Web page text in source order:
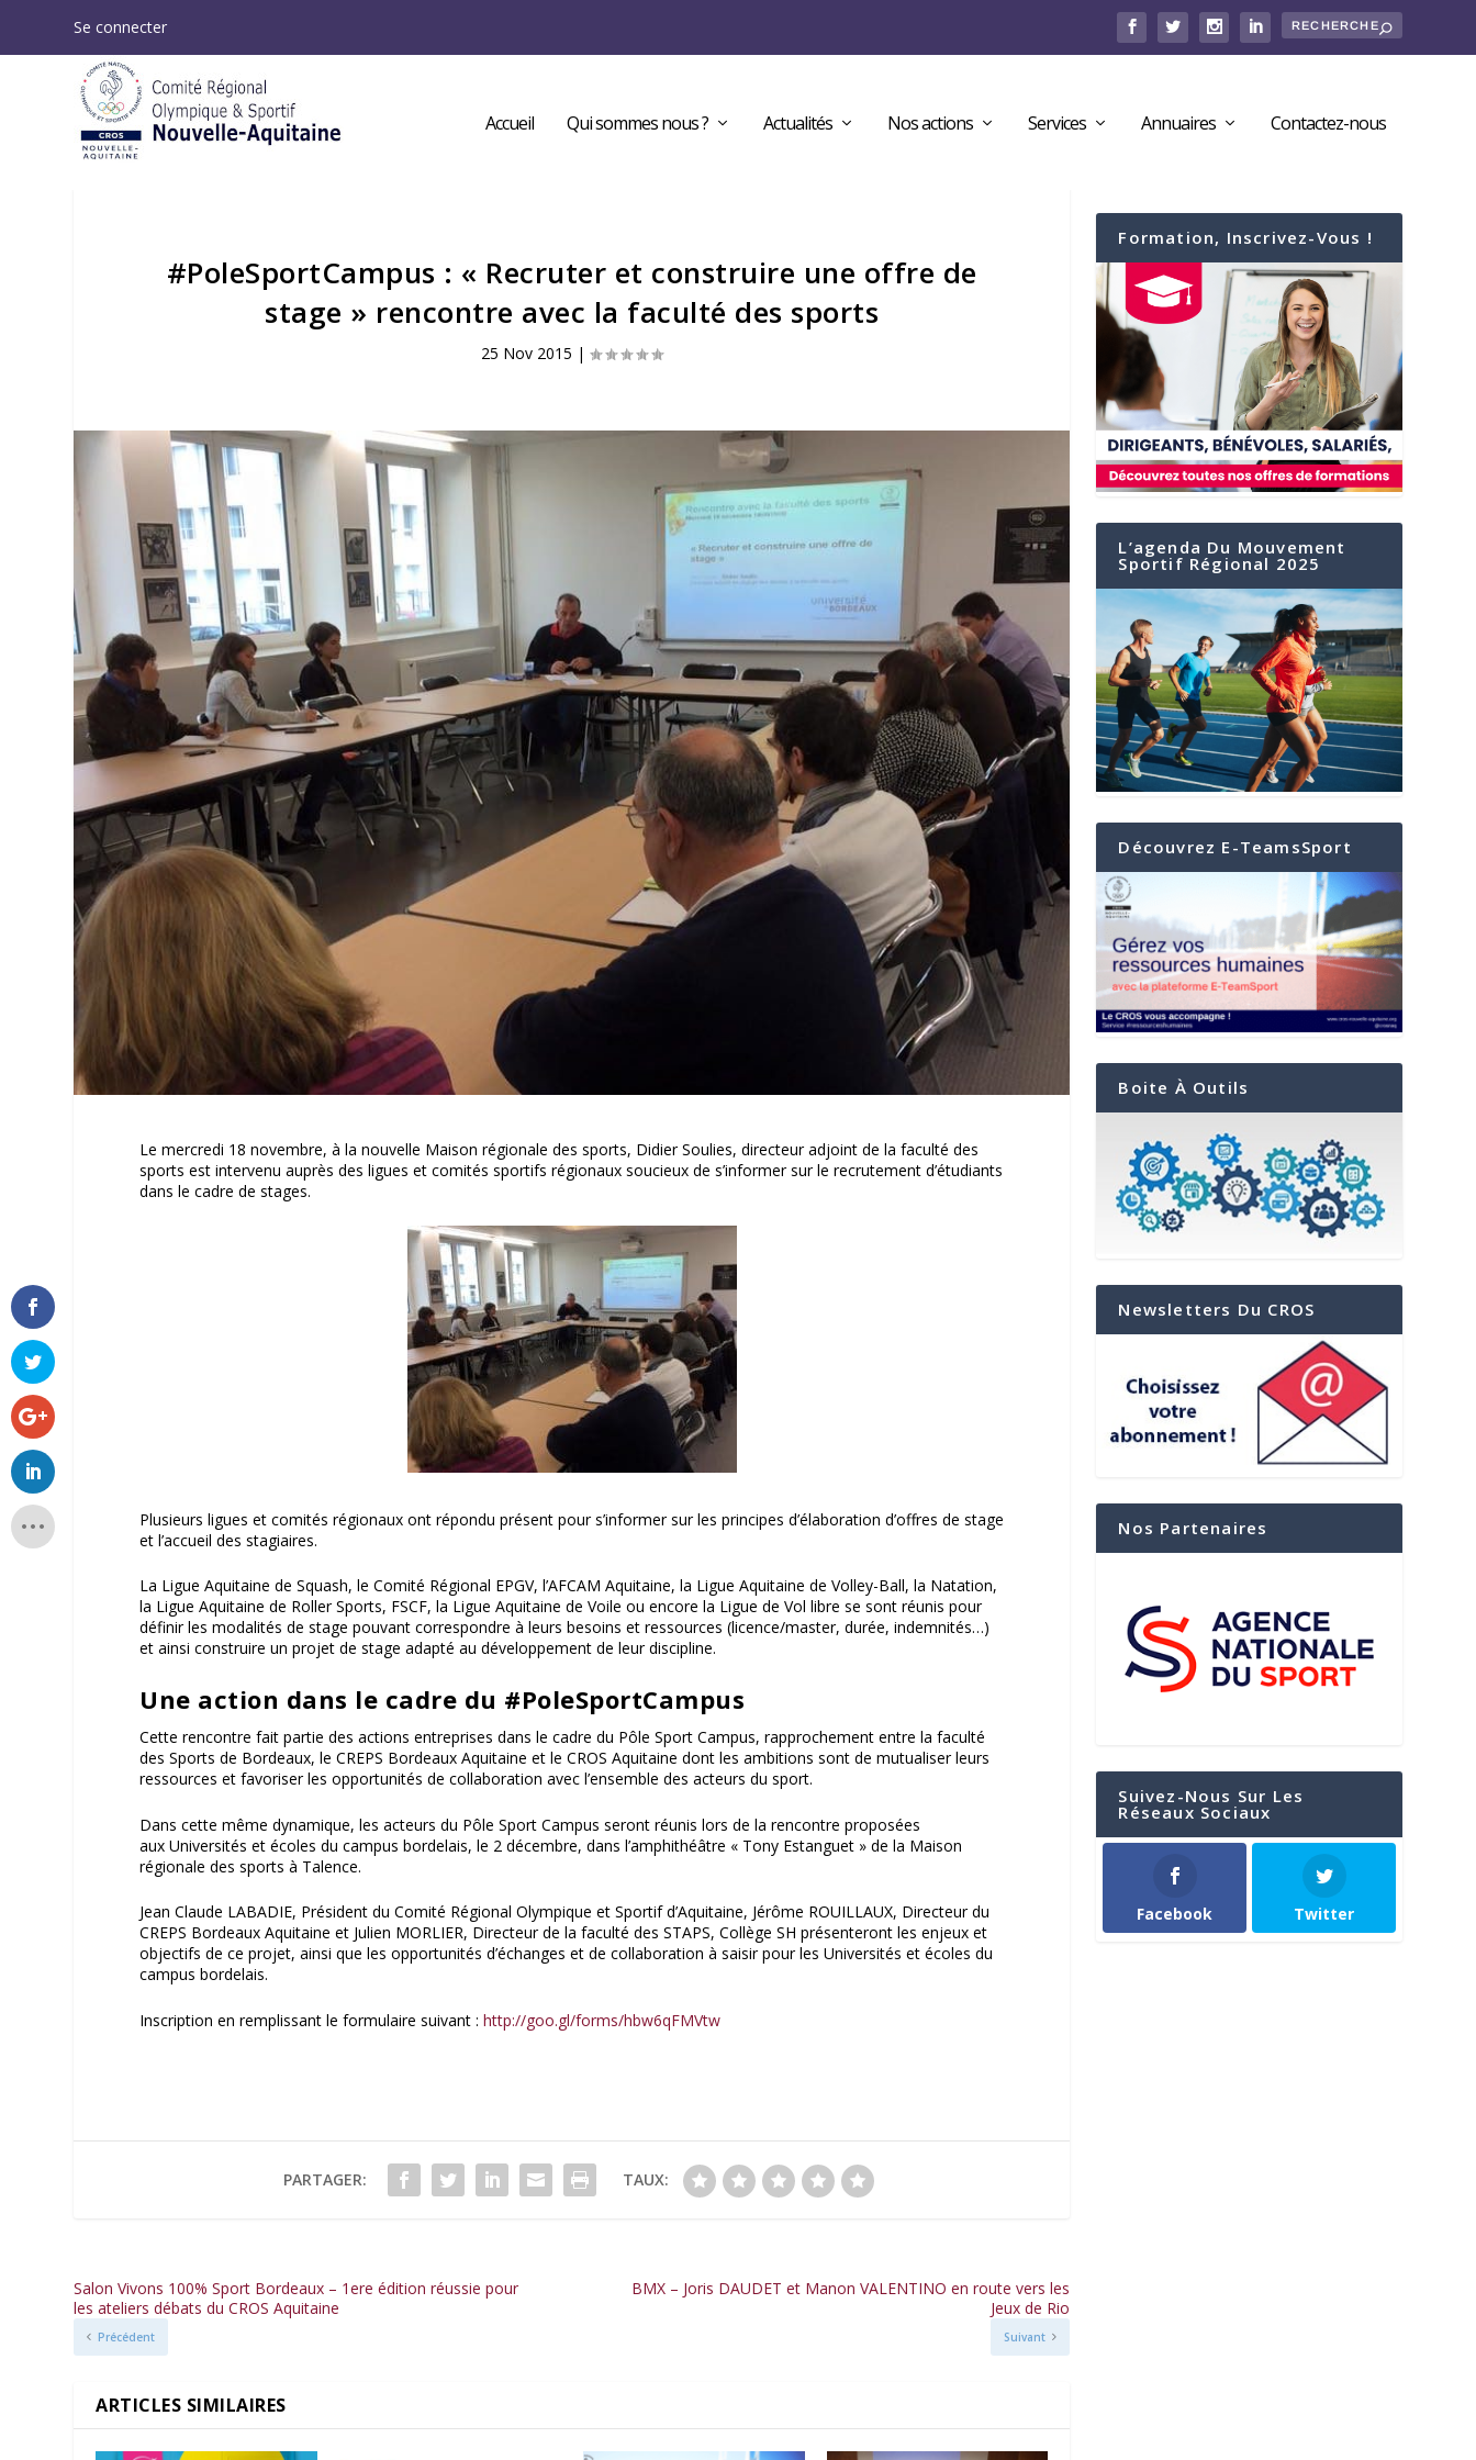
Se connecter
Accueil Qui sommes nous ? Actualités Nos actions Services Annuaires Contactez-nous
#PoleSportCampus : « Recruter et construire une offre de
stage » rencontre avec la faculté des sports
25 Nov 2015 |
Le mercredi 18 novembre, à la nouvelle Maison régionale des sports, Didier Soulies, directeur adjoint de la faculté des
sports est intervenu auprès des ligues et comités sportifs régionaux soucieux de s’informer sur le recrutement d’étudiants
dans le cadre de stages.
Plusieurs ligues et comités régionaux ont répondu présent pour s’informer sur les principes d’élaboration d’offres de stage
et l’accueil des stagiaires.
La Ligue Aquitaine de Squash, le Comité Régional EPGV, l’AFCAM Aquitaine, la Ligue Aquitaine de Volley-Ball, la Natation,
la Ligue Aquitaine de Roller Sports, FSCF, la Ligue Aquitaine de Voile ou encore la Ligue de Vol libre se sont réunis pour
définir les modalités de stage pouvant correspondre à leurs besoins et ressources (licence/master, durée, indemnités…)
et ainsi construire un projet de stage adapté au développement de leur discipline.
Une action dans le cadre du #PoleSportCampus
Cette rencontre fait partie des actions entreprises dans le cadre du Pôle Sport Campus, rapprochement entre la faculté
des Sports de Bordeaux, le CREPS Bordeaux Aquitaine et le CROS Aquitaine dont les ambitions sont de mutualiser leurs
ressources et favoriser les opportunités de collaboration avec l’ensemble des acteurs du sport.
Dans cette même dynamique, les acteurs du Pôle Sport Campus seront réunis lors de la rencontre proposées
aux Universités et écoles du campus bordelais, le 2 décembre, dans l’amphithéâtre « Tony Estanguet » de la Maison
régionale des sports à Talence.
Jean Claude LABADIE, Président du Comité Régional Olympique et Sportif d’Aquitaine, Jérôme ROUILLAUX, Directeur du
CREPS Bordeaux Aquitaine et Julien MORLIER, Directeur de la faculté des STAPS, Collège SH présenteront les enjeux et
objectifs de ce projet, ainsi que les opportunités d’échanges et de collaboration à saisir pour les Universités et écoles du
campus bordelais.
Inscription en remplissant le formulaire suivant :http://goo.gl/forms/hbw6qFMVtw
PARTAGER: TAUX:
Salon Vivons 100% Sport Bordeaux – 1ere édition réussie pour
les ateliers débats du CROS Aquitaine
Précédent
BMX – Joris DAUDET et Manon VALENTINO en route vers les
Jeux de Rio
Suivant
ARTICLES SIMILAIRES
Formation, Inscrivez-Vous !
L’agenda Du Mouvement
Sportif Régional 2025
Découvrez E-TeamsSport
Boite À Outils
Newsletters Du CROS
Nos Partenaires
Suivez-Nous Sur Les
Réseaux Sociaux
Facebook Twitter